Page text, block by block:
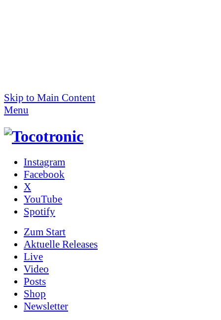
Skip to Main Content
Menu
Instagram
Facebook
X
YouTube
Spotify
Zum Start
Aktuelle Releases
Live
Video
Posts
Shop
News­letter